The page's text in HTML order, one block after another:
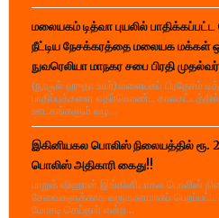
மலையகம் டித்வா புயலில்
நீட்டிய நேசக்கரத்தை மலையக மக்கள்
நுவரெலியா மாநகர சபை பிரதி
(நூருல் ஹுதா உமர்) மலையகப் பிரதேசம்
பாதிப்புக்களை எதிர்கொண்ட
ஊடகங்களும் வழ...
இகினியகல பொலிஸ் நிலையத்தில் ரூ.
பொலிஸ் அதிகாரி கைது!!
பாறுக் ஷிஹான் இங்கினியாகல பொலிஸ்
சேவைகளுக்காக வருமானமாகப் பெறப்பட்ட
மோசடி செய்தார் என்ற...